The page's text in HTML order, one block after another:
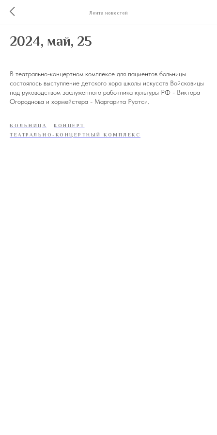
Лента новостей
2024, май, 25
В театрально-концертном комплексе для пациентов больницы
состоялось выступление детского хора школы искусств Войсковицы
под руководством заслуженного работника культуры РФ - Виктора
Огороднова и хормейстера - Маргарита Руотси.
БОЛЬНИЦА
КОНЦЕРТ
ТЕАТРАЛЬНО-КОНЦЕРТНЫЙ КОМПЛЕКС